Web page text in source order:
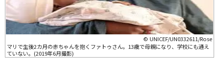
© UNICEF/UN0332611/Rose
マリで生後2カ月の赤ちゃんを抱くファトゥさん。13歳で母親になり、学校にも通え
ていない。(2019年6月撮影)